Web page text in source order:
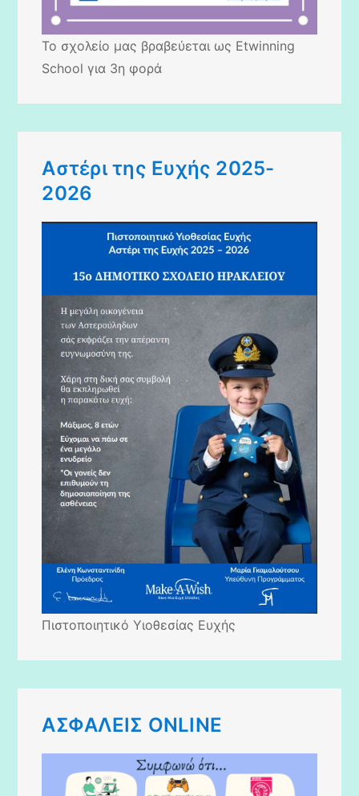
Το σχολείο μας βραβεύεται ως Etwinning
School για 3η φορά
Αστέρι της Ευχής 2025-
2026
Πιστοποιητικό Υιοθεσίας Ευχής
AΣΦΑΛΕΙΣ ONLINE